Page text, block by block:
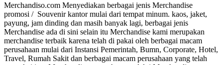
Merchandiso.com Menyediakan berbagai jenis Merchandise
promosi / Souvenir kantor mulai dari tempat minum. kaos, jaket,
payung, jam dinding dan masih banyak lagi, berbagai jenis
Merchandise ada di sini selain itu Merchandise kami merupakan
merchandise terbaik karena telah di pakai oleh berbagai macam
perusahaan mulai dari Instansi Pemerintah, Bumn, Corporate, Hotel,
Travel, Rumah Sakit dan berbagai macam perusahaan yang telah